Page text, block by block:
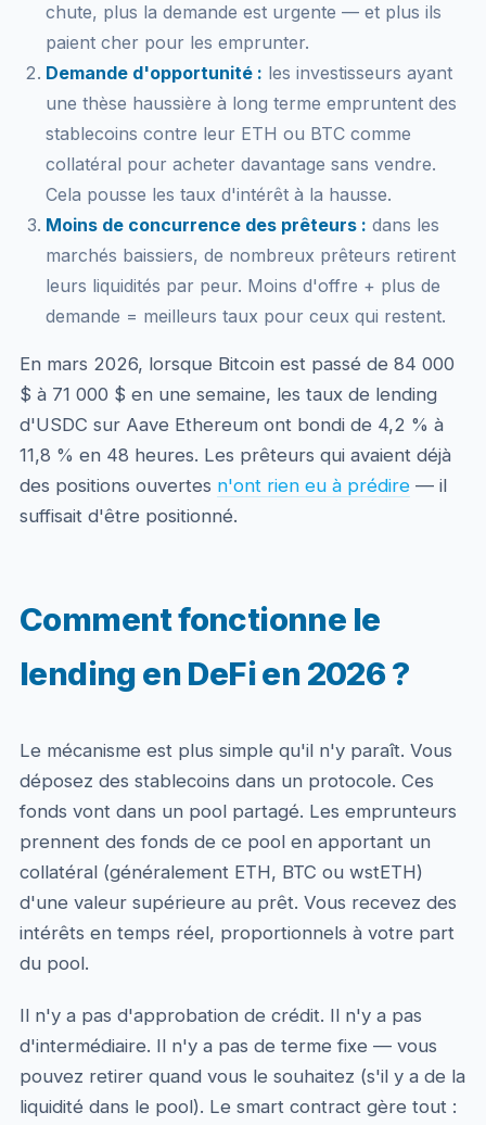
chute, plus la demande est urgente — et plus ils
paient cher pour les emprunter.
Demande d'opportunité : les investisseurs ayant
une thèse haussière à long terme empruntent des
stablecoins contre leur ETH ou BTC comme
collatéral pour acheter davantage sans vendre.
Cela pousse les taux d'intérêt à la hausse.
Moins de concurrence des prêteurs : dans les
marchés baissiers, de nombreux prêteurs retirent
leurs liquidités par peur. Moins d'offre + plus de
demande = meilleurs taux pour ceux qui restent.
En mars 2026, lorsque Bitcoin est passé de 84 000
$ à 71 000 $ en une semaine, les taux de lending
d'USDC sur Aave Ethereum ont bondi de 4,2 % à
11,8 % en 48 heures. Les prêteurs qui avaient déjà
des positions ouvertes n'ont rien eu à prédire— il
suffisait d'être positionné.
Comment fonctionne le
lending en DeFi en 2026 ?
Le mécanisme est plus simple qu'il n'y paraît. Vous
déposez des stablecoins dans un protocole. Ces
fonds vont dans un pool partagé. Les emprunteurs
prennent des fonds de ce pool en apportant un
collatéral (généralement ETH, BTC ou wstETH)
d'une valeur supérieure au prêt. Vous recevez des
intérêts en temps réel, proportionnels à votre part
du pool.
Il n'y a pas d'approbation de crédit. Il n'y a pas
d'intermédiaire. Il n'y a pas de terme fixe — vous
pouvez retirer quand vous le souhaitez (s'il y a de la
liquidité dans le pool). Le smart contract gère tout :